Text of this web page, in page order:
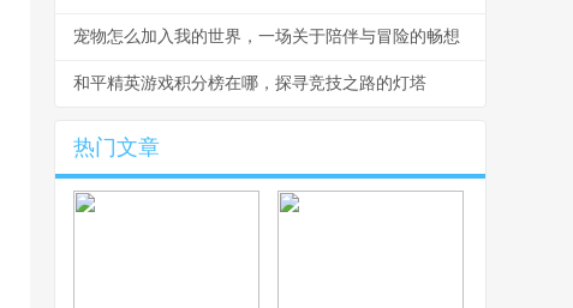
宠物怎么加入我的世界，一场关于陪伴与冒险的畅想
和平精英游戏积分榜在哪，探寻竞技之路的灯塔
热门文章